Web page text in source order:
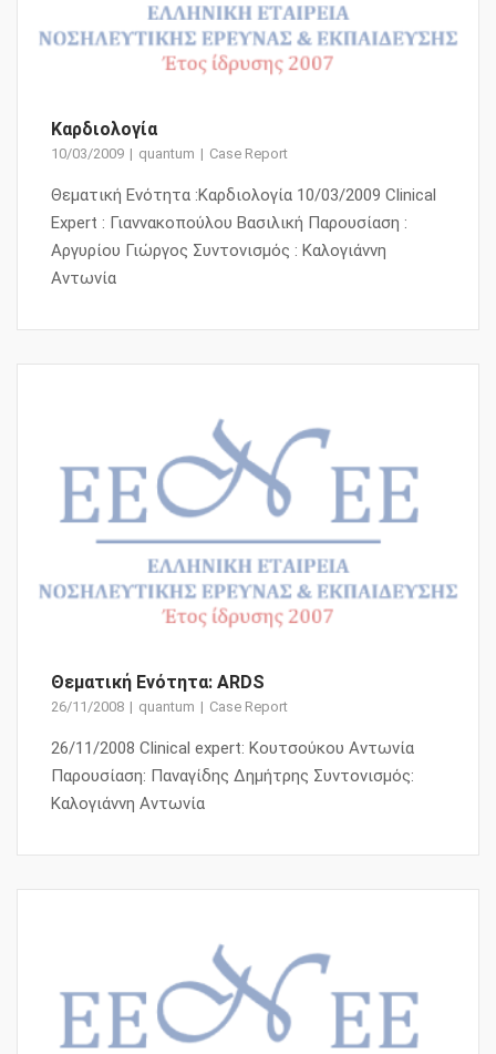
Καρδιολογία
10/03/2009 quantum Case Report
Θεματική Ενότητα :Καρδιολογία 10/03/2009 Clinical
Expert : Γιαννακοπούλου Βασιλική Παρουσίαση :
Αργυρίου Γιώργος Συντονισμός : Καλογιάννη
Αντωνία
Θεματική Ενότητα: ARDS
26/11/2008 quantum Case Report
26/11/2008 Clinical expert: Κουτσούκου Αντωνία
Παρουσίαση: Παναγίδης Δημήτρης Συντονισμός:
Καλογιάννη Αντωνία